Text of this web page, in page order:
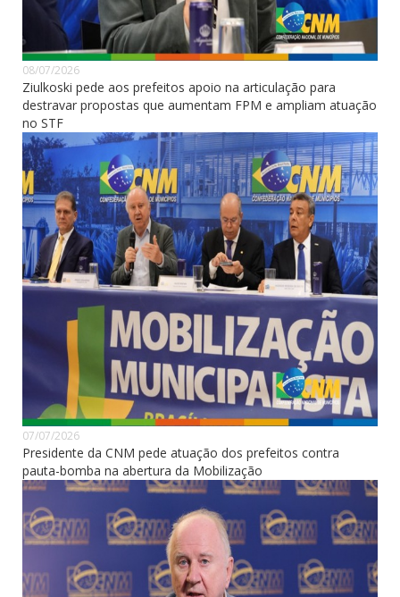
08/07/2026
Ziulkoski pede aos prefeitos apoio na articulação para
destravar propostas que aumentam FPM e ampliam atuação
no STF
07/07/2026
Presidente da CNM pede atuação dos prefeitos contra
pauta-bomba na abertura da Mobilização